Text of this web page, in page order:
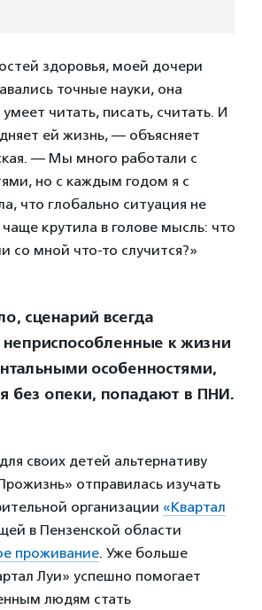
здоровья, моей дочери
точные науки, она
читать, писать, считать. И
ей жизнь, — объясняет
— Мы много работали с
но с каждым годом я с
что глобально ситуация не
крутила в голове мысль: что
со мной что-то случится?»
сценарий всегда
к жизни
особенностями,
без опеки, попадают в ПНИ.
своих детей альтернативу
отправилась изучать
организации «Квартал
в Пензенской области
проживание. Уже больше
Луи» успешно помогает
людям стать